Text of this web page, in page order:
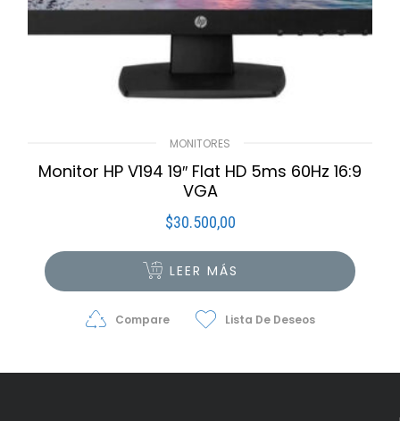
MONITORES
Monitor HP V194 19″ Flat HD 5ms 60Hz 16:9
VGA
$30.500,00
LEER MÁS
Compare Lista De Deseos